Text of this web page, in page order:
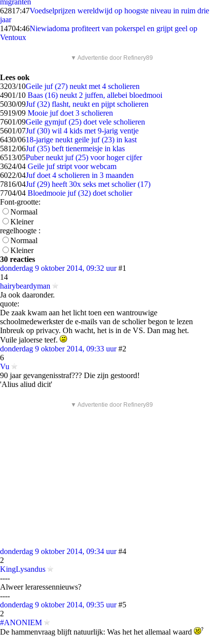
migranten
62817:47Voedselprijzen wereldwijd op hoogste niveau in ruim drie
jaar
14704:46Niewiadoma profiteert van pokerspel en grijpt geel op
Ventoux
▼ Advertentie door Refinery89
Lees ook
3203/10Geile juf (27) neukt met 4 scholieren
4901/10 Baas (16) neukt 2 juffen, allebei bloedmooi
5030/09Juf (32) flasht, neukt en pijpt scholieren
5919/09 Mooie juf doet 3 scholieren
7601/09Geile gymjuf (25) doet vele scholieren
5601/07Juf (30) wil 4 kids met 9-jarig ventje
6430/0618-jarige neukt geile juf (23) in kast
5812/06Juf (35) beft tienermeisje in klas
6513/05Puber neukt juf (25) voor hoger cijfer
3624/04 Geile juf stript voor webcam
6022/04Juf doet 4 scholieren in 3 maanden
7816/04Juf (29) heeft 30x seks met scholier (17)
7704/04 Bloedmooie juf (32) doet scholier
Font-grootte:
Normaal
Kleiner
regelhoogte :
Normaal
Kleiner
30 reacties
donderdag 9 oktober 2014, 09:32 uur #1
14
hairybeardyman
Ja ook daaronder.
quote:
De zaak kwam aan het licht toen een wantrouwige
schoolmedewerkster de e-mails van de scholier begon te lezen
Inbreuk op privacy. Oh wacht, het is in de VS. Dan mag het.
Vuile jaloerse teef.
donderdag 9 oktober 2014, 09:33 uur #2
6
Vu
90 jaar gevangenisstraf??? Die zijn gestoord!
'Alius aliud dicit'
▼ Advertentie door Refinery89
donderdag 9 oktober 2014, 09:34 uur #4
2
KingLysandus
----
Alweer leraressennieuws?
----
donderdag 9 oktober 2014, 09:35 uur #5
2
#ANONIEM
De hammenvraag blijft natuurlijk: Was het het allemaal waard